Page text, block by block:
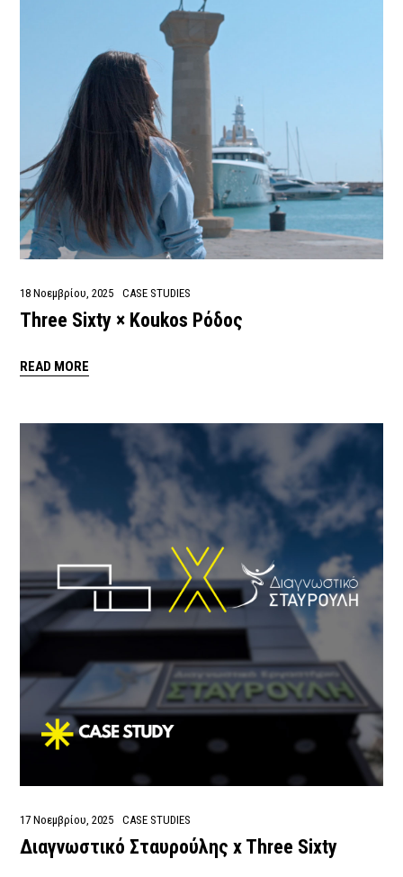
18 Νοεμβρίου, 2025 CASE STUDIES
Three Sixty × Koukos Ρόδος
READ MORE
17 Νοεμβρίου, 2025 CASE STUDIES
Διαγνωστικό Σταυρούλης x Three Sixty